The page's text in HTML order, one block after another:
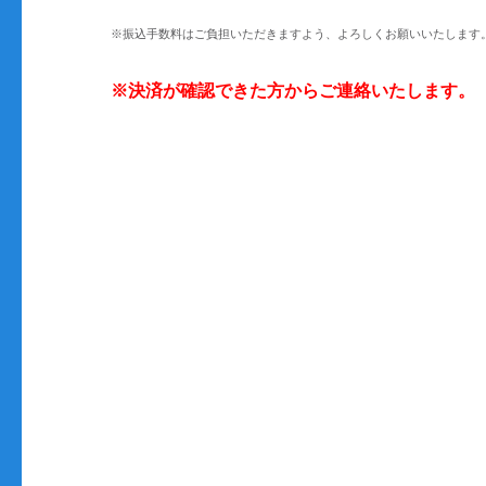
※振込手数料はご負担いただきますよう、よろしくお願いいたします
※決済が確認できた方からご連絡いたします。